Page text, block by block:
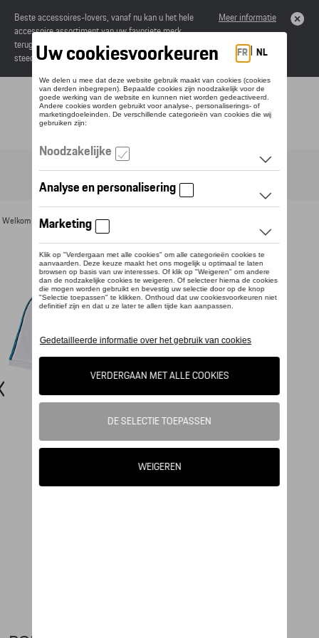
Beste accessoires-lovers, vanaf nu kan u het hele
accessoire assortiment van uw favoriete merk
terugvinden in de online catalogus. Deze kunnen
steeds besteld worden via uw dealer.
Meer informatie
Toggle navigation
Welkom >Voor u >Textiel >